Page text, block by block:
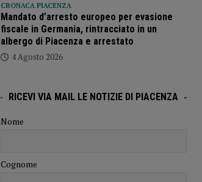
CRONACA PIACENZA
Mandato d’arresto europeo per evasione
fiscale in Germania, rintracciato in un
albergo di Piacenza e arrestato
4 Agosto 2026
RICEVI VIA MAIL LE NOTIZIE DI PIACENZA
Nome
Cognome